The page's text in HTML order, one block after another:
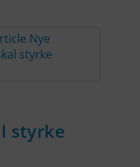
styrke